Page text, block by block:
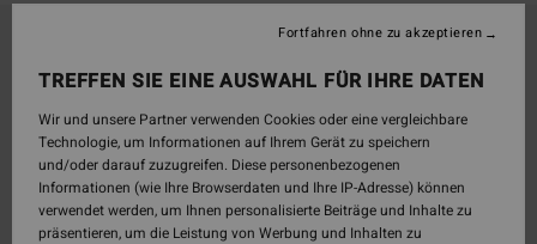
TREFFEN SIE EINE AUSWAHL FÜR IHRE DATEN
Wir und unsere Partner verwenden Cookies oder eine vergleichbare
Technologie, um Informationen auf Ihrem Gerät zu speichern
und/oder darauf zuzugreifen. Diese personenbezogenen
Informationen (wie Ihre Browserdaten und Ihre IP-Adresse) können
verwendet werden, um Ihnen personalisierte Beiträge und Inhalte zu
präsentieren, um die Leistung von Werbung und Inhalten zu
Fortfahren ohne zu akzeptieren